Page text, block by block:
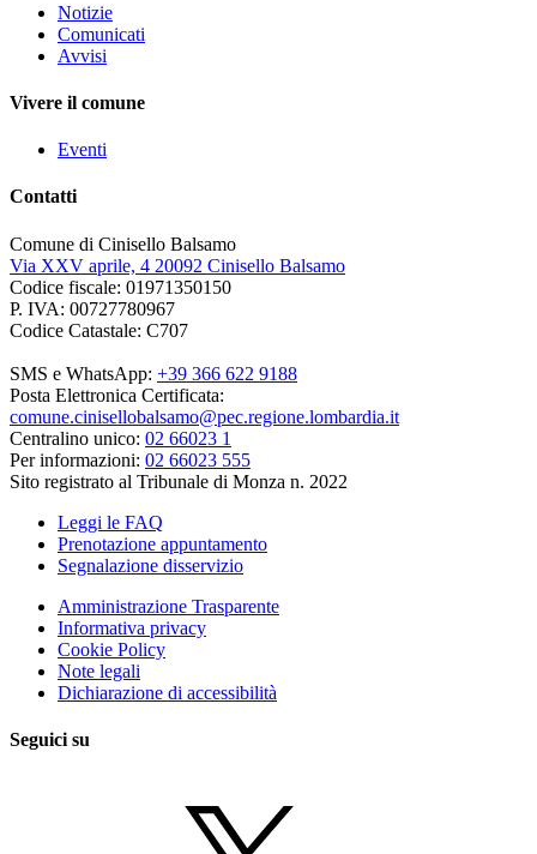
Notizie
Comunicati
Avvisi
Vivere il comune
Eventi
Contatti
Comune di Cinisello Balsamo
Via XXV aprile, 4 20092 Cinisello Balsamo
Codice fiscale: 01971350150
P. IVA: 00727780967
Codice Catastale: C707
SMS e WhatsApp: +39 366 622 9188
Posta Elettronica Certificata:
comune.cinisellobalsamo@pec.regione.lombardia.it
Centralino unico: 02 66023 1
Per informazioni: 02 66023 555
Sito registrato al Tribunale di Monza n. 2022
Leggi le FAQ
Prenotazione appuntamento
Segnalazione disservizio
Amministrazione Trasparente
Informativa privacy
Cookie Policy
Note legali
Dichiarazione di accessibilità
Seguici su